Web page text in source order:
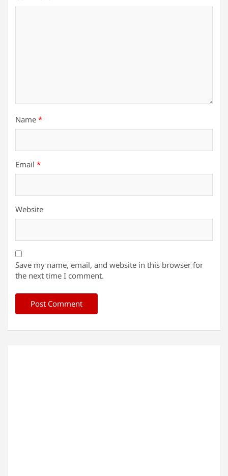
Name *
Email *
Website
Save my name, email, and website in this browser for
the next time I comment.